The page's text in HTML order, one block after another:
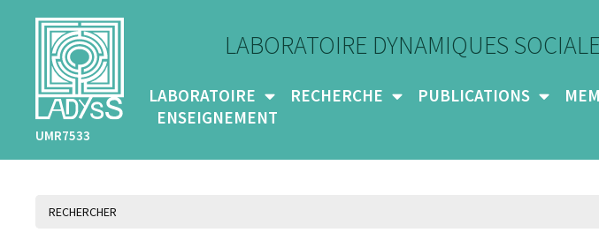
UMR7533
LABORATOIRE DYNAMIQUES
LABORATOIRE RECHERCHE PUBLICATIONS
ENSEIGNEMENT